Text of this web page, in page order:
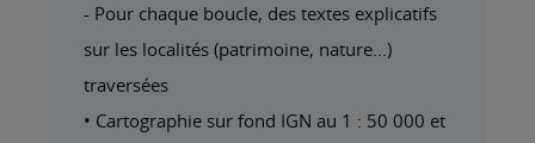
- Pour chaque boucle, des textes explicatifs
sur les localités (patrimoine, nature...)
traversées
• Cartographie sur fond IGN au 1 : 50 000 et